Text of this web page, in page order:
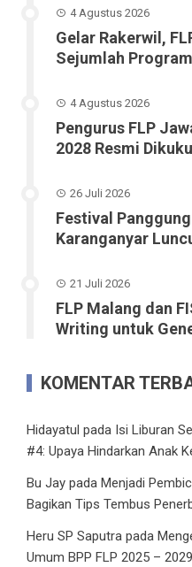
4 Agustus 2026
Gelar Rakerwil,
Sejumlah
4 Agustus 2026
Pengurus FLP
2028 Resmi
26 Juli 2026
Festival
Karanganyar
21 Juli 2026
FLP Malang dan
Writing untuk
KOMENTAR
Hidayatul pada Isi Liburan
#4: Upaya Hindarkan Anak
Bu Jay pada Menjadi
Bagikan Tips Tembus
Heru SP Saputra pada
Umum BPP FLP 2025 – 2029